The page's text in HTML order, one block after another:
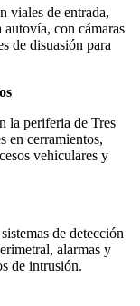
viales de entrada,
autovía, con cámaras
de disuasión para
la periferia de Tres
en cerramientos,
vehiculares y
de detección
alarmas y
de intrusión.